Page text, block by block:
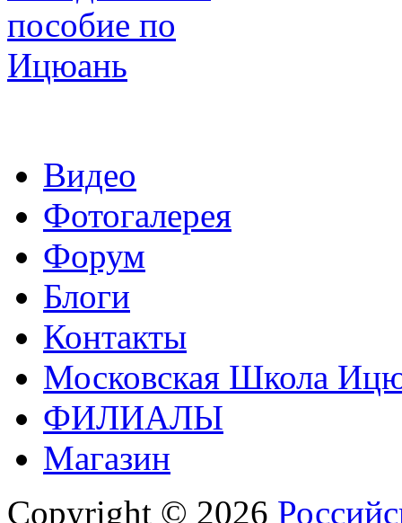
Видео
Фотогалерея
Форум
Блоги
Контакты
Московская Школа
ФИЛИАЛЫ
Магазин
Copyright © 2026